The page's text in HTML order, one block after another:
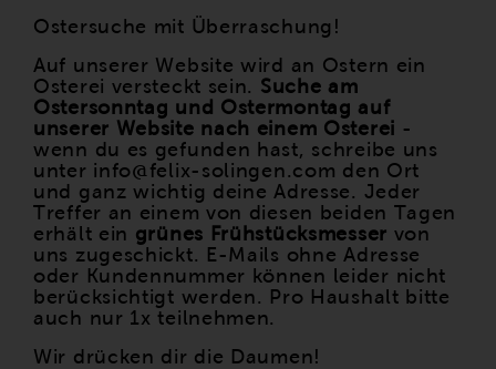
Ostersuche mit Überraschung!
Auf unserer Website wird an Ostern ein
Osterei versteckt sein. Suche am
Ostersonntag und Ostermontag auf
unserer Website nach einem Osterei -
wenn du es gefunden hast, schreibe uns
unter info@felix-solingen.com den Ort
und ganz wichtig deine Adresse. Jeder
Treffer an einem von diesen beiden Tagen
erhält ein grünes Frühstücksmesser von
uns zugeschickt. E-Mails ohne Adresse
oder Kundennummer können leider nicht
berücksichtigt werden. Pro Haushalt bitte
auch nur 1x teilnehmen.
Wir drücken dir die Daumen!